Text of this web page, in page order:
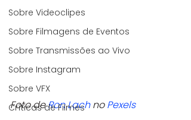
Sobre Videoclipes
Sobre Filmagens de Eventos
Sobre Transmissões ao Vivo
Sobre Instagram
Sobre VFX
Críticas de Filmes
Foto de Ron Lach no Pexels